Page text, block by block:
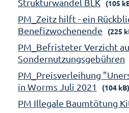
Strukturwandel BLK
(105
PM_Zeitz hilft - ein
Benefizwochenende
(225
PM_Befristeter Verzicht
Sondernutzungsgebühren
PM_Preisverleihung
in Worms Juli 2021
(104 kB)
PM Illegale Baumtötung